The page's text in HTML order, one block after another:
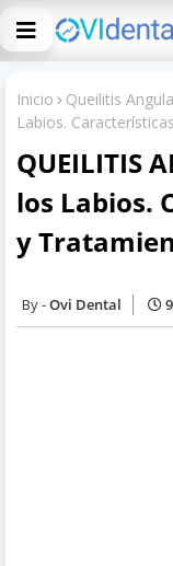
Inicio Queilitis
Labios.
QUEILITIS
los Labios.
y
Ovi Dental